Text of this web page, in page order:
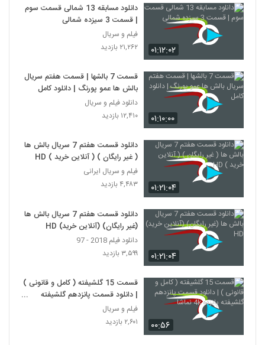
۰۱:۱۲:۰۲
دانلود مسابقه 13 شمالی قسمت سوم
| قسمت 3 سیزده شمالی
فیلم و سریال
۲۱,۲۶۲ بازدید
۰۱:۱۰:۰۰
قسمت 7 بالشها | قسمت هفتم سریال
بالش ها عمو پورنگ | دانلود کامل
دانلود فیلم و سریال
۱۲,۴۱۰ بازدید
۰۱:۲۱:۰۴
دانلود قسمت هفتم 7 سریال بالش ها
( غیر رایگان ) ( آنلاین خرید ) HD
فیلم و سریال ایرانی
۴,۴۸۳ بازدید
۰۱:۲۱:۰۴
دانلود قسمت هفتم 7 سریال بالش ها
(غیر رایگان) (آنلاین خرید) HD
دانلود فیلم 2018 - 97
۳,۵۹۹ بازدید
۰۰:۵۶
قسمت 15 گلشیفته ( کامل و قانونی )
| دانلود قسمت پانزدهم گلشیفته
پانزده 4k نماشا
فیلم و سریال
۲,۶۰۱ بازدید